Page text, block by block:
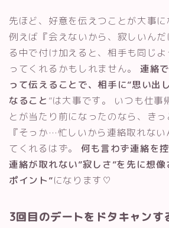
先ほど、好意を伝えつことが大事に
例えば『会えないから、寂しいん
る中で付け加えると、相手も同じよ
ってくれるかもしれません。 連絡
って伝えることで、相手に”思い出
なること ”は大事です。 いつも仕事
とが当たり前になったのなら、き
『そっか…忙しいから連絡取れな
てくれるはず。 何も言わず連絡を
連絡が取れない”寂しさ”を先に想像
ポイント”になります♡
3回目のデートをドタキャンす